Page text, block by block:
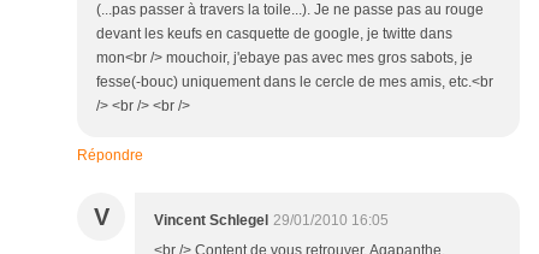
(...pas passer à travers la toile...). Je ne passe pas au rouge
devant les keufs en casquette de google, je twitte dans
mon<br /> mouchoir, j'ebaye pas avec mes gros sabots, je
fesse(-bouc) uniquement dans le cercle de mes amis, etc.<br
/> <br /> <br />
Répondre
V Vincent Schlegel 29/01/2010 16:05
<br /> Content de vous retrouver, Agapanthe.